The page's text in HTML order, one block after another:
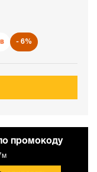
6%
промокоду